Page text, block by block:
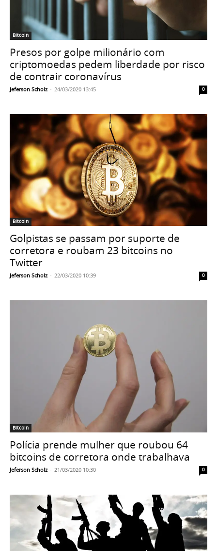
Bitcoin
Presos por golpe milionário com
criptomoedas pedem liberdade por risco
de contrair coronavírus
Jeferson Scholz - 24/03/2020 13:45 0
Bitcoin
Golpistas se passam por suporte de
corretora e roubam 23 bitcoins no
Twitter
Jeferson Scholz - 22/03/2020 10:39 0
Bitcoin
Polícia prende mulher que roubou 64
bitcoins de corretora onde trabalhava
Jeferson Scholz - 21/03/2020 10:30 0